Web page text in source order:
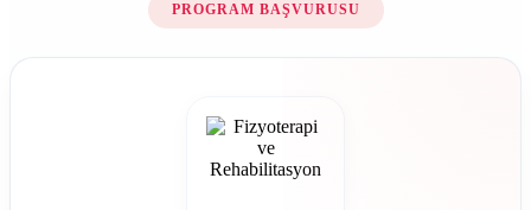
PROGRAM BAŞVURUSU